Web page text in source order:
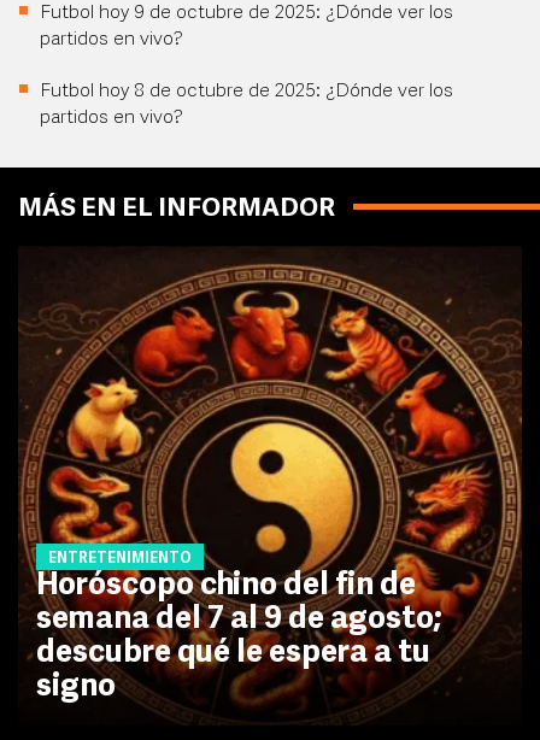
Futbol hoy 9 de octubre de 2025: ¿Dónde ver los
partidos en vivo?
Futbol hoy 8 de octubre de 2025: ¿Dónde ver los
partidos en vivo?
MÁS EN EL INFORMADOR
ENTRETENIMIENTO
Horóscopo chino del fin de
semana del 7 al 9 de agosto;
descubre qué le espera a tu
signo